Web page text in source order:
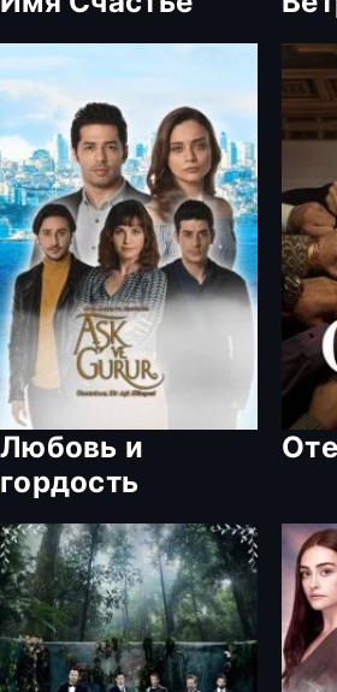
Любовь и
гордость